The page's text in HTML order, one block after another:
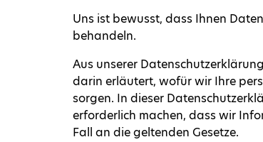
Uns ist bewusst, dass Ihnen
behandeln.
Aus unserer
darin erläutert, wofür wir Ihre
sorgen. In dieser
erforderlich machen, dass wir
Fall an die geltenden Gesetze.